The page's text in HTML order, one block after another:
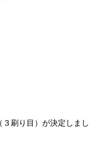
３刷り目）が決定しまし